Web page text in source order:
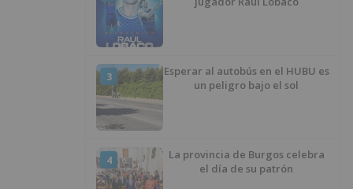
3
Esperar al autobús en el HUBU es
un peligro bajo el sol
4
La provincia de Burgos celebra
el día de su patrón